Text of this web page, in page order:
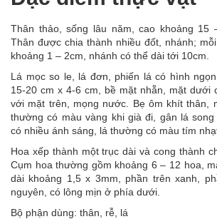
Thân thảo, sống lâu năm, cao khoảng 15
Thân được chia thành nhiều đốt, nhánh;
khoảng 1 – 2cm, nhánh có thể dài tới 10cm.
Lá mọc so le, lá đơn, phiến lá có hình
15-20 cm x 4-6 cm, bề mặt nhẵn, mặt dưới
với mặt trên, mọng nước. Bẹ ôm khít thân,
thường có màu vàng khi già đi, gân lá
có nhiều ánh sáng, lá thường có màu tím
Hoa xếp thành một trục dài và cong thành
Cụm hoa thường gồm khoảng 6 – 12 hoa,
dài khoảng 1,5 x 3mm, phần trên xanh,
nguyên, có lông mịn ở phía dưới.
Bộ phận dùng: thân, rễ, lá